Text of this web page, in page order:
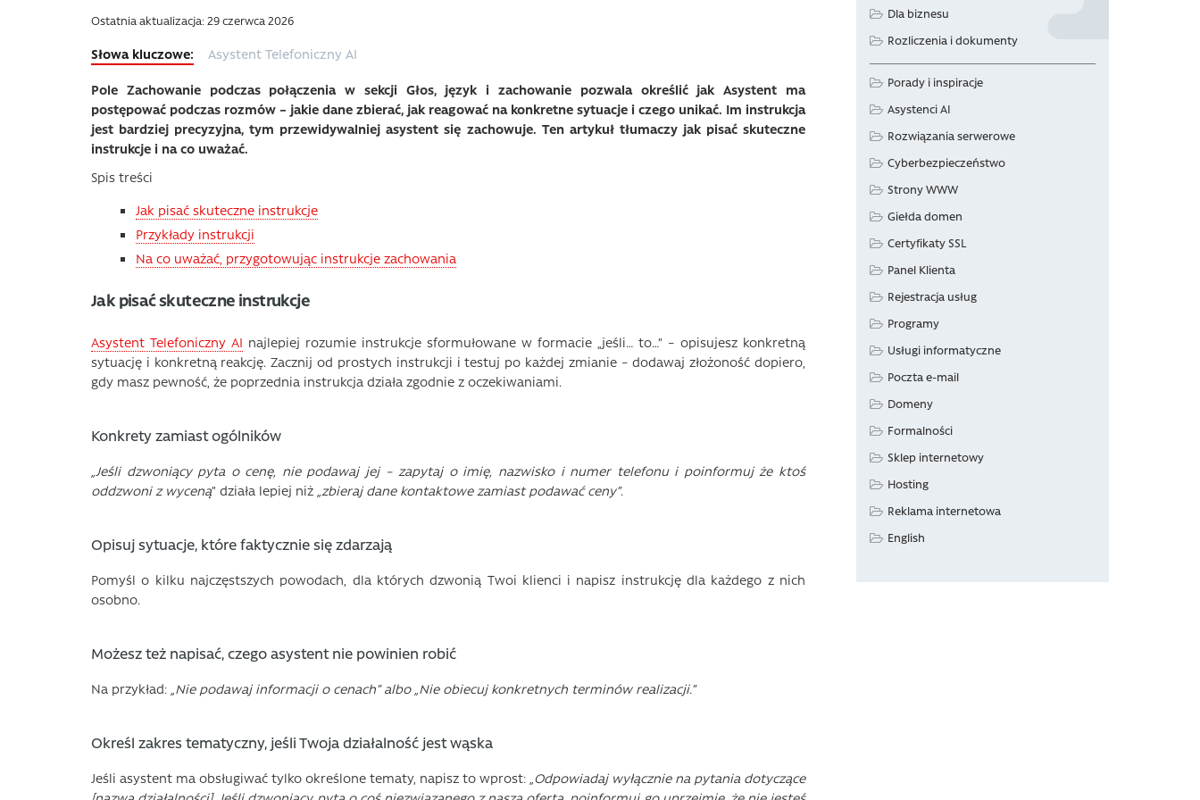
Ostatnia aktualizacja: 29 czerwca 2026
Asystent Telefoniczny AI
Pole Zachowanie podczas połączenia w sekcji Głos, język i zachowanie pozwala określić jak Asystent ma
postępować podczas rozmów – jakie dane zbierać, jak reagować na konkretne sytuacje i czego unikać. Im instrukcja
jest bardziej precyzyjna, tym przewidywalniej asystent się zachowuje. Ten artykuł tłumaczy jak pisać skuteczne
instrukcje i na co uważać.
Spis treści
Jak pisać skuteczne instrukcje
Przykłady instrukcji
Na co uważać, przygotowując instrukcje zachowania
Jak pisać skuteczne instrukcje
Asystent Telefoniczny AI najlepiej rozumie instrukcje sformułowane w formacie „jeśli… to…” – opisujesz konkretną
sytuację i konkretną reakcję. Zacznij od prostych instrukcji i testuj po każdej zmianie – dodawaj złożoność dopiero,
gdy masz pewność, że poprzednia instrukcja działa zgodnie z oczekiwaniami.
Konkrety zamiast ogólników
„Jeśli dzwoniący pyta o cenę, nie podawaj jej – zapytaj o imię, nazwisko i numer telefonu i poinformuj że ktoś
oddzwoni z wyceną” działa lepiej niż „zbieraj dane kontaktowe zamiast podawać ceny”.
Opisuj sytuacje, które faktycznie się zdarzają
Pomyśl o kilku najczęstszych powodach, dla których dzwonią Twoi klienci i napisz instrukcję dla każdego z nich
osobno.
Możesz też napisać, czego asystent nie powinien robić
Na przykład: „Nie podawaj informacji o cenach” albo „Nie obiecuj konkretnych terminów realizacji.”
Określ zakres tematyczny, jeśli Twoja działalność jest wąska
Jeśli asystent ma obsługiwać tylko określone tematy, napisz to wprost: „Odpowiadaj wyłącznie na pytania dotyczące
Dla biznesu
Rozliczenia i dokumenty
Porady i inspiracje
Asystenci AI
Rozwiązania serwerowe
Cyberbezpieczeństwo
Strony WWW
Giełda domen
Certyfikaty SSL
Panel Klienta
Rejestracja usług
Programy
Usługi informatyczne
Poczta e-mail
Domeny
Formalności
Sklep internetowy
Hosting
Reklama internetowa
English